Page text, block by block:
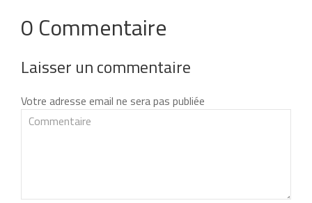
0 Commentaire
Laisser un commentaire
Votre adresse email ne sera pas publiée